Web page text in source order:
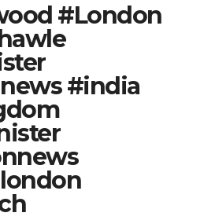
#London
#india